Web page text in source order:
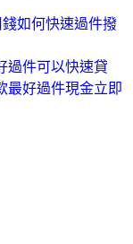
如何快速過件撥
過件可以快速貸
最好過件現金立即